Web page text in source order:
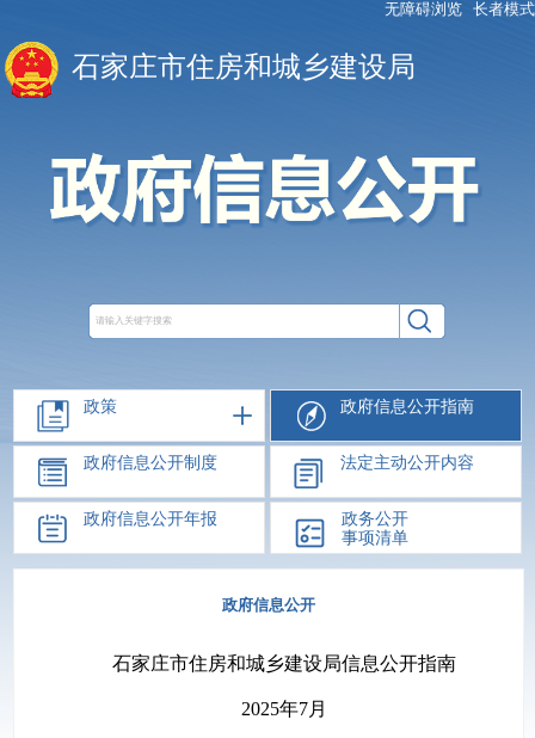
无障碍浏览 长者模式
石家庄市住房和城乡建设局
政策 政府信息公开指南
政府信息公开制度 法定主动公开内容
政府信息公开年报
政务公开
事项清单
政府信息公开
石家庄市住房和城乡建设局信息公开指南
2025年7月